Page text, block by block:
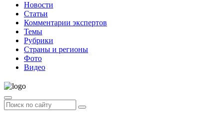
Новости
Статьи
Комментарии экспертов
Темы
Рубрики
Страны и регионы
Фото
Видео